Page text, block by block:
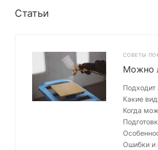
Статьи
СОВЕТЫ
Можно
Какие
Когда
Ошибки и